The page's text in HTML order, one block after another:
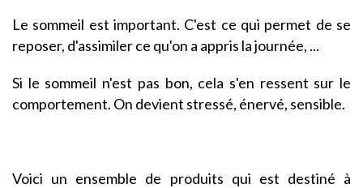
Le sommeil est important. C'est ce qui permet de se
reposer, d'assimiler ce qu'on a appris la journée, ...
Si le sommeil n'est pas bon, cela s'en ressent sur le
comportement. On devient stressé, énervé, sensible.
Voici un ensemble de produits qui est destiné à